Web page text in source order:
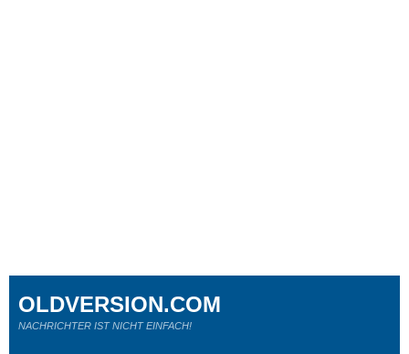
OLDVERSION.COM
NACHRICHTER IST NICHT EINFACH!